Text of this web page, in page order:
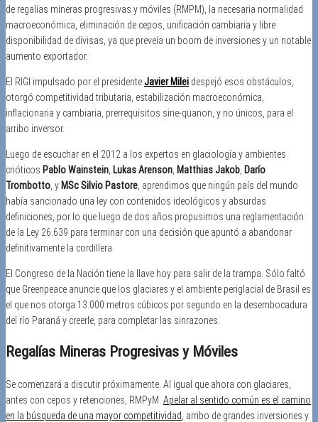
de regalías mineras progresivas y móviles (RMPM), la necesaria normalidad
macroeconómica, eliminación de cepos, unificación cambiaria y libre
disponibilidad de divisas, ya que preveía un boom de inversiones y un notable
aumento exportador.
El RIGI impulsado por el presidenteJavier Milei despejó esos obstáculos,
otorgó competitividad tributaria, estabilización macroeconómica,
inflacionaria y cambiaria, prerrequisitos sine-quanon, y no únicos, para el
arribo inversor.
Luego de escuchar en el 2012 a los expertos en glaciología y ambientes
crióticos Pablo Wainstein Lukas Arenson Matthias Jakob Darío
Trombotto , y MSc Silvio Pastore , aprendimos que ningún país del mundo
había sancionado una ley con contenidos ideológicos y absurdas
definiciones, por lo que luego de dos años propusimos una reglamentación
de la Ley 26.639 para terminar con una decisión que apuntó a abandonar
definitivamente la cordillera.
El Congreso de la Nación tiene la llave hoy para salir de la trampa. Sólo faltó
que Greenpeace anuncie que los glaciares y el ambiente periglacial de Brasil es
el que nos otorga 13.000 metros cúbicos por segundo en la desembocadura
del río Paraná y creerle, para completar las sinrazones.
Regalías Mineras Progresivas y Móviles
Se comenzará a discutir próximamente. Al igual que ahora con glaciares,
antes con cepos y retenciones, RMPyM. Apelar al sentido común es el camino
en la búsqueda de una mayor competitividad , arribo de grandes inversiones y